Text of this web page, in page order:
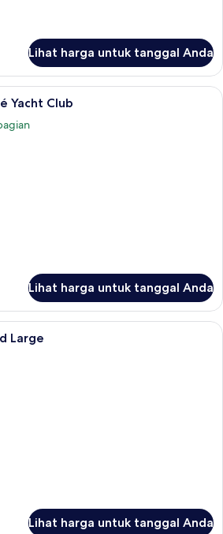
Lihat harga untuk tanggal Anda
LodgeBoat Family côté Yacht Club |
Yacht Club
Lihat harga untuk tanggal Anda
LodgeBoat côté Grand Large | Wi-Fi
Large
Lihat harga untuk tanggal Anda